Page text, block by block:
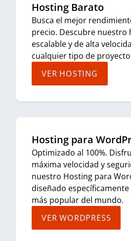
Hosting Barato
Busca el mejor
precio. Descubre nuestro
escalable y de alta
cualquier tipo de
VER HOSTING
Hosting para
Optimizado al 100%.
máxima velocidad y
nuestro Hosting para
diseñado específicamente
más popular del mundo.
VER WORDPRESS